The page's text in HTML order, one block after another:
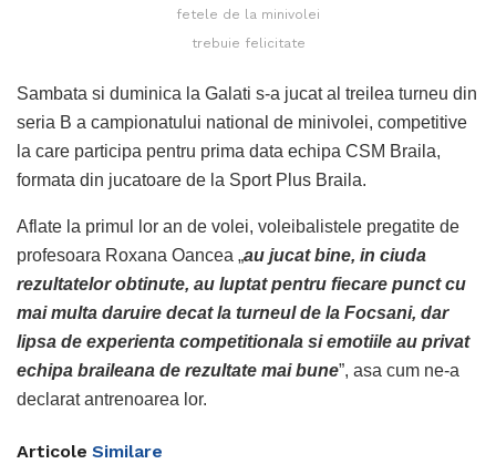
fetele de la minivolei
trebuie felicitate
Sambata si duminica la Galati s-a jucat al treilea turneu din
seria B a campionatului national de minivolei, competitive
la care participa pentru prima data echipa CSM Braila,
formata din jucatoare de la Sport Plus Braila.
Aflate la primul lor an de volei, voleibalistele pregatite de
profesoara Roxana Oancea „au jucat bine, in ciuda
rezultatelor obtinute, au luptat pentru fiecare punct cu
mai multa daruire decat la turneul de la Focsani, dar
lipsa de experienta competitionala si emotiile au privat
echipa braileana de rezultate mai bune”, asa cum ne-a
declarat antrenoarea lor.
Articole Similare